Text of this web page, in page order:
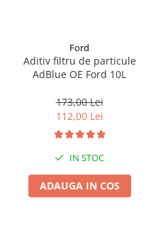
Ford
Aditiv filtru de particule
AdBlue OE Ford 10L
173,00 Lei
112,00 Lei
IN STOC
ADAUGA IN COS